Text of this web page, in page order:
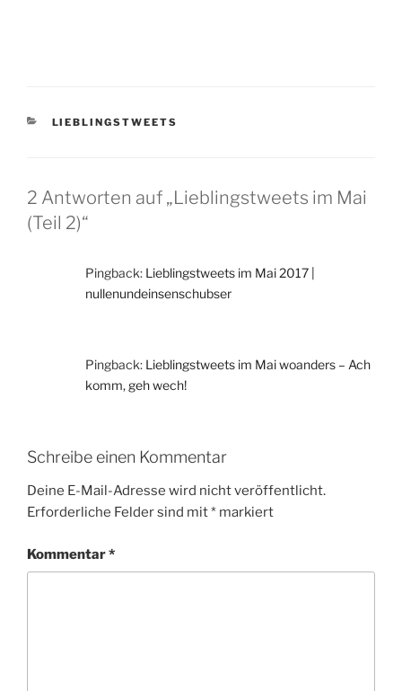
KATEGORIEN
LIEBLINGSTWEETS
2 Antworten auf „Lieblingstweets im Mai
(Teil 2)“
Pingback: Lieblingstweets im Mai 2017 |
nullenundeinsenschubser
Pingback: Lieblingstweets im Mai woanders – Ach
komm, geh wech!
Schreibe einen Kommentar
Deine E-Mail-Adresse wird nicht veröffentlicht.
Erforderliche Felder sind mit* markiert
Kommentar*